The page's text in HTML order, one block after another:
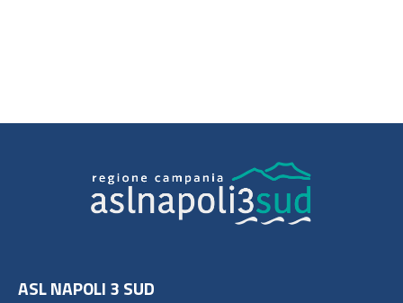
ASL NAPOLI 3 SUD